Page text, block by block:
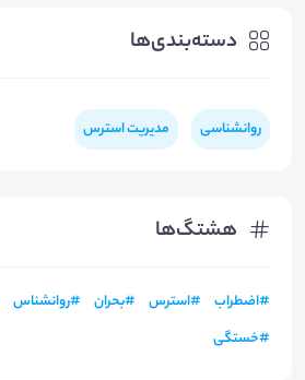
دسته‌بندی‌ها
روانشناسی مدیریت استرس
هشتگ‌ها
#اضطراب #استرس #بحران #روانشناس
#خستگی